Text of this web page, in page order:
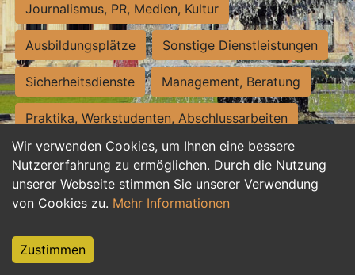
Wir verwenden Cookies, um Ihnen eine bessere
Nutzererfahrung zu ermöglichen. Durch die Nutzung
unserer Webseite stimmen Sie unserer Verwendung
von Cookies zu. Mehr Informationen
Zustimmen
Journalismus, PR, Medien, Kultur
Ausbildungsplätze Sonstige Dienstleistungen
Sicherheitsdienste Management, Beratung
Praktika, Werkstudenten, Abschlussarbeiten
Personalwesen Assistenz, Sekretariat
Hilfskräfte, Aushilfs- und Nebenjobs
Weiterbildung, Studium, duale Ausbildung